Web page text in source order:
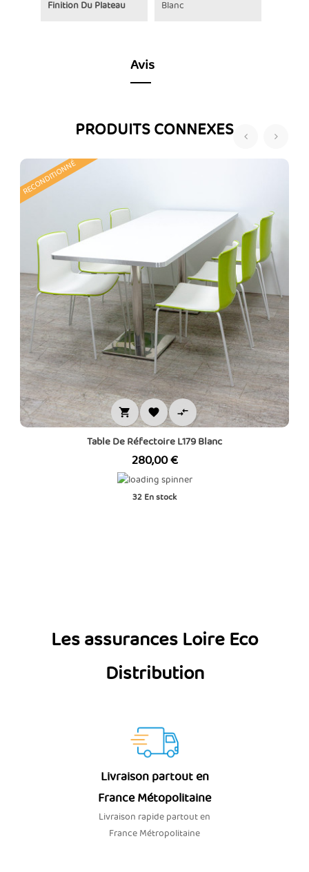
Finition Du Plateau Blanc
Avis
PRODUITS CONNEXES
RECONDITIONNÉ
  
Table De Réfectoire L179 Blanc
Prix
280,00 €
32 En stock
Les assurances Loire Eco
Distribution
Livraison partout en
France Métopolitaine
Livraison rapide partout en
France Métropolitaine